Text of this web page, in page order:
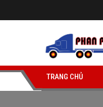
TRANG CHỦ